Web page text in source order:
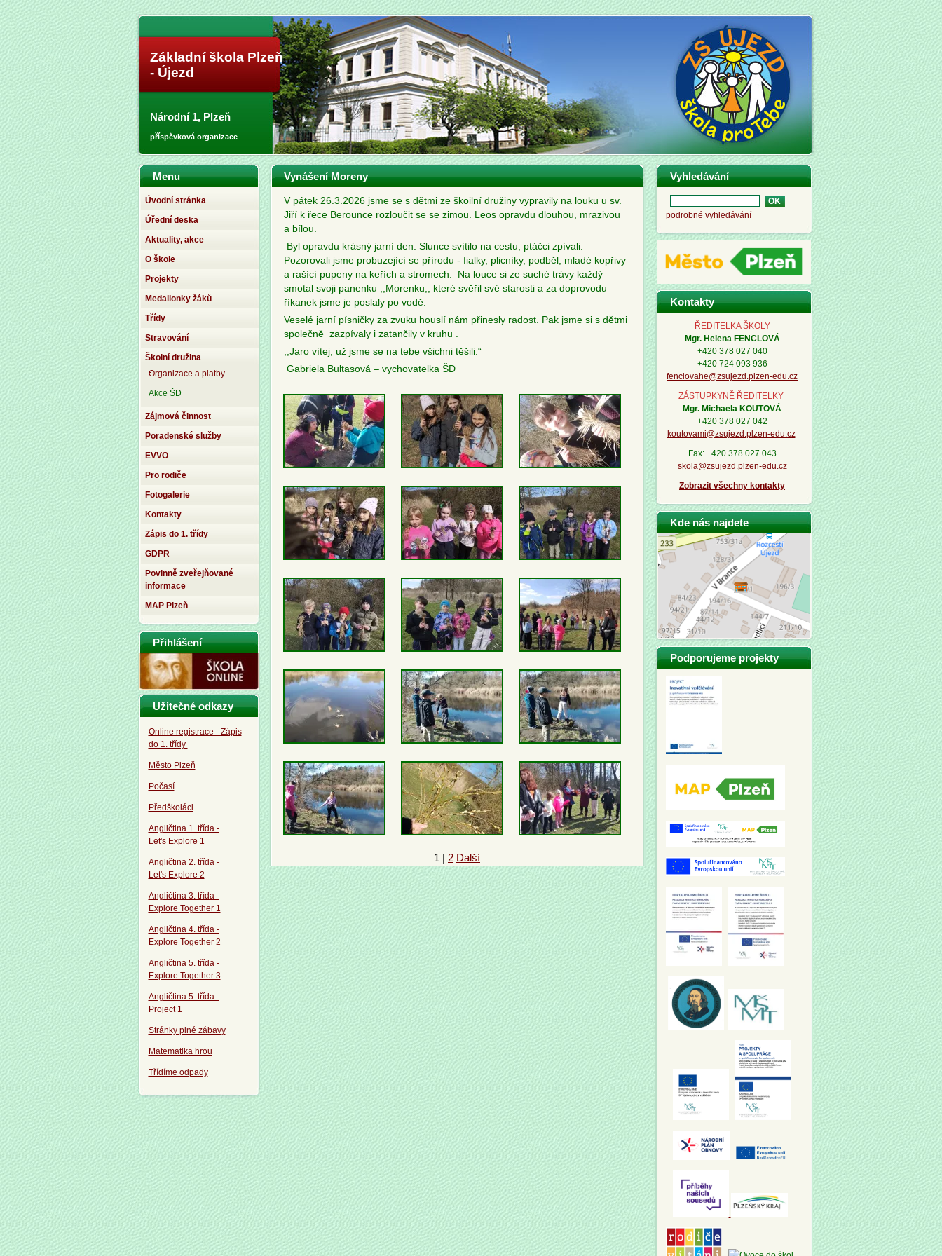
Základní škola Plzeň
- Újezd
Národní 1, Plzeň
příspěvková organizace
Vyhledávání
podrobné vyhledávání
Kontakty
ŘEDITELKA ŠKOLY
Mgr. Helena FENCLOVÁ
+420 378 027 040
+420 724 093 936
fenclovahe@zsujezd.plzen-edu.cz
ZÁSTUPKYNĚ ŘEDITELKY
Mgr. Michaela KOUTOVÁ
+420 378 027 042
koutovami@zsujezd.plzen-edu.cz
Fax: +420 378 027 043
skola@zsujezd.plzen-edu.cz
Zobrazit všechny kontakty
Kde nás najdete
Podporujeme projekty
Vynášení Moreny
V pátek 26.3.2026 jsme se s dětmi ze škoilní družiny vypravily na louku u sv.
Jiří k řece Berounce rozloučit se se zimou. Leos opravdu dlouhou, mrazivou
a bílou.
Byl opravdu krásný jarní den. Slunce svítilo na cestu, ptáčci zpívali.
Pozorovali jsme probuzející se přírodu - fialky, plicníky, podběl, mladé kopřivy
a rašící pupeny na keřích a stromech. Na louce si ze suché trávy každý
smotal svoji panenku ,,Morenku,, které svěřil své starosti a za doprovodu
říkanek jsme je poslaly po vodě.
Veselé jarní písničky za zvuku houslí nám přinesly radost. Pak jsme si s dětmi
společně zazpívaly i zatančily v kruhu .
,,Jaro vítej, už jsme se na tebe všichni těšili.“
Gabriela Bultasová – vychovatelka ŠD
1 | 2 Další
Menu
Úvodní stránka
Úřední deska
Aktuality, akce
O škole
Projekty
Medailonky žáků
Třídy
Stravování
Školní družina
Organizace a platby
Akce ŠD
Zájmová činnost
Poradenské služby
EVVO
Pro rodiče
Fotogalerie
Kontakty
Zápis do 1. třídy
GDPR
Povinně zveřejňované
informace
MAP Plzeň
Přihlášení
Užitečné odkazy
Online registrace - Zápis
do 1. třídy
Město Plzeň
Počasí
Předškoláci
Angličtina 1. třída -
Let's Explore 1
Angličtina 2. třída -
Let's Explore 2
Angličtina 3. třída -
Explore Together 1
Angličtina 4. třída -
Explore Together 2
Angličtina 5. třída -
Explore Together 3
Angličtina 5. třída -
Project 1
Stránky plné zábavy
Matematika hrou
Třídíme odpady